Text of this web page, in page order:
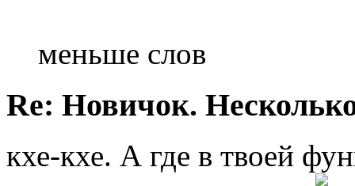
меньше слов
Re: Новичок.
кхе-кхе. А где в твоей